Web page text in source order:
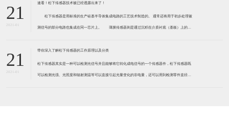
带有应变片的弹性体组成。弹性体通常由钢
21
2021-01
速看！松下传感器技术被已经透露出来了！
松下传感器是用标准的生产硅基半导体集成电路的工艺技术制造的。 通常还将用于初步处理被
测信号的部分电路也集成在同一芯片上。 薄膜传感器则是通过沉积在介质衬底（基板）上的，
器是利用相应材料的浆料，涂覆在陶瓷基片上
21
2021-01
带你深入了解松下传感器的工作原理以及分类
松下传感器其实是一种可以检测光信号并且能够将它转化成电信号的一个传感器件，松下传感器既
可以检测光强、光照度和辐射测温等可以直接引起光量变化的非电量，还可以用到检测零件直径、